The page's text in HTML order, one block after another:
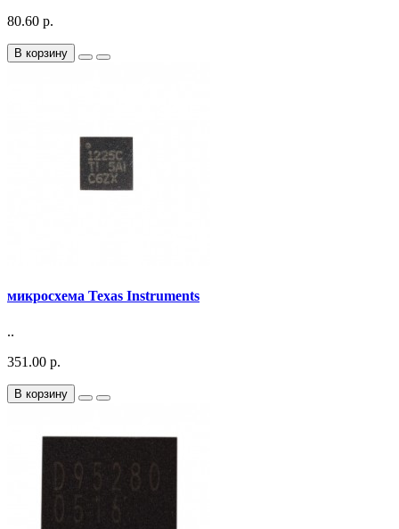
80.60 р.
В корзину
микросхема Texas Instruments
..
351.00 р.
В корзину